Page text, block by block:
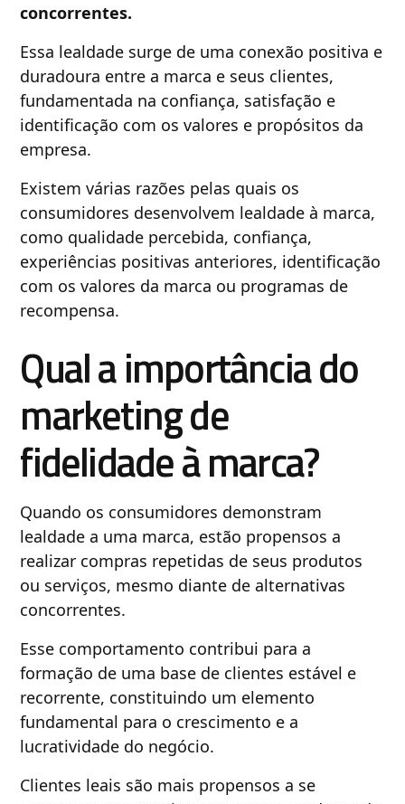
concorrentes.
Essa lealdade surge de uma conexão positiva e
duradoura entre a marca e seus clientes,
fundamentada na confiança, satisfação e
identificação com os valores e propósitos da
empresa.
Existem várias razões pelas quais os
consumidores desenvolvem lealdade à marca,
como qualidade percebida, confiança,
experiências positivas anteriores, identificação
com os valores da marca ou programas de
recompensa.
Qual a importância do
marketing de
fidelidade à marca?
Quando os consumidores demonstram
lealdade a uma marca, estão propensos a
realizar compras repetidas de seus produtos
ou serviços, mesmo diante de alternativas
concorrentes.
Esse comportamento contribui para a
formação de uma base de clientes estável e
recorrente, constituindo um elemento
fundamental para o crescimento e a
lucratividade do negócio.
Clientes leais são mais propensos a se